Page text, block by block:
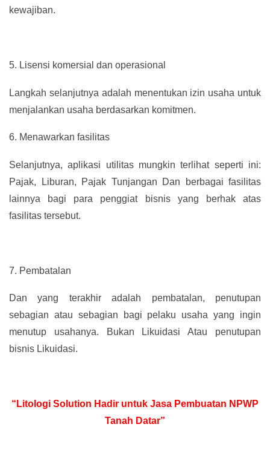
kewajiban.
5. Lisensi komersial dan operasional
Langkah selanjutnya adalah menentukan izin usaha untuk
menjalankan usaha berdasarkan komitmen.
6. Menawarkan fasilitas
Selanjutnya, aplikasi utilitas mungkin terlihat seperti ini:
Pajak, Liburan, Pajak Tunjangan Dan berbagai fasilitas
lainnya bagi para penggiat bisnis yang berhak atas
fasilitas tersebut.
7. Pembatalan
Dan yang terakhir adalah pembatalan, penutupan
sebagian atau sebagian bagi pelaku usaha yang ingin
menutup usahanya. Bukan Likuidasi Atau penutupan
bisnis Likuidasi.
“Litologi Solution Hadir untuk Jasa Pembuatan NPWP
Tanah Datar”